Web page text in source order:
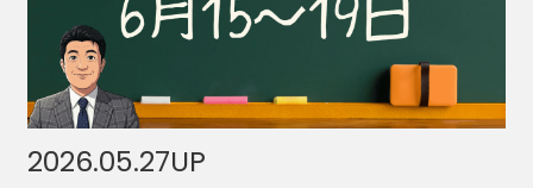
2026.05.27UP